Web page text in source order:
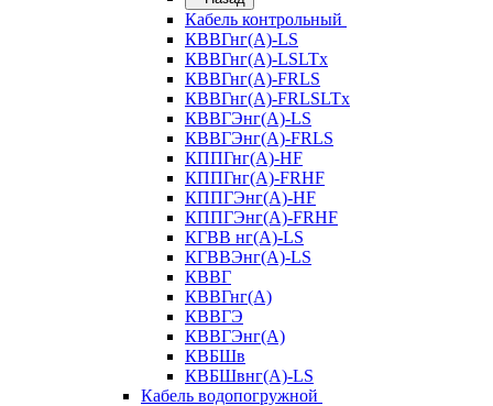
Кабель контрольный
КВВГнг(А)-LS
КВВГнг(А)-LSLTx
КВВГнг(А)-FRLS
КВВГнг(А)-FRLSLTx
КВВГЭнг(А)-LS
КВВГЭнг(А)-FRLS
КППГнг(А)-HF
КППГнг(А)-FRHF
КППГЭнг(А)-HF
КППГЭнг(А)-FRHF
КГВВ нг(А)-LS
КГВВЭнг(А)-LS
КВВГ
КВВГнг(А)
КВВГЭ
КВВГЭнг(А)
КВБШв
КВБШвнг(А)-LS
Кабель водопогружной